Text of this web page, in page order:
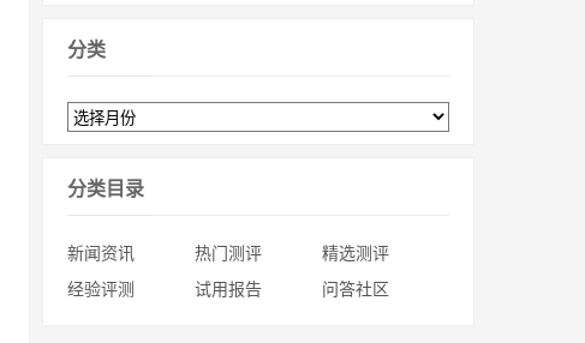
分类
分类目录
新闻资讯 热门测评
精选测评
经验评测
试用报告 问答社区